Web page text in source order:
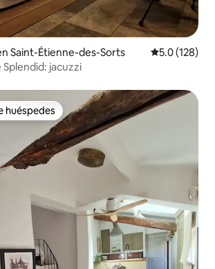
Saint-Étienne-des-Sorts Calificación
5.0 (128)
jacuzzi
Favorito entre huéspedes
huéspedes